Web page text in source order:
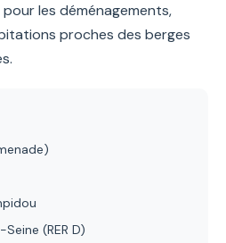
les déménagements,
proches des berges
(RER D)